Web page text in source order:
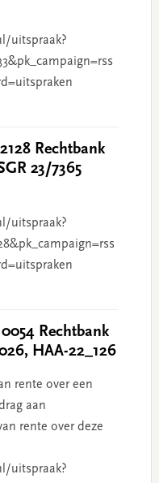
uitspraak?
Rechtbank
23/7365
uitspraak?
Rechtbank
HAA-22_126
rente over een
aan
rente over deze
uitspraak?